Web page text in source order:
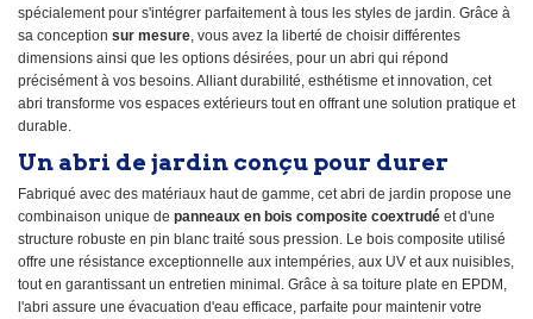
spécialement pour s'intégrer parfaitement à tous les styles de jardin. Grâce à
sa conception sur mesure, vous avez la liberté de choisir différentes
dimensions ainsi que les options désirées, pour un abri qui répond
précisément à vos besoins. Alliant durabilité, esthétisme et innovation, cet
abri transforme vos espaces extérieurs tout en offrant une solution pratique et
durable.
Un abri de jardin conçu pour durer
Fabriqué avec des matériaux haut de gamme, cet abri de jardin propose une
combinaison unique de panneaux en bois composite coextrudé et d'une
structure robuste en pin blanc traité sous pression. Le bois composite utilisé
offre une résistance exceptionnelle aux intempéries, aux UV et aux nuisibles,
tout en garantissant un entretien minimal. Grâce à sa toiture plate en EPDM,
l'abri assure une évacuation d'eau efficace, parfaite pour maintenir votre